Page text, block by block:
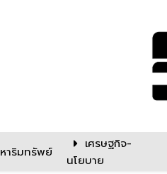
าริมทรัพย์
เศรษฐกิจ-
นโยบาย